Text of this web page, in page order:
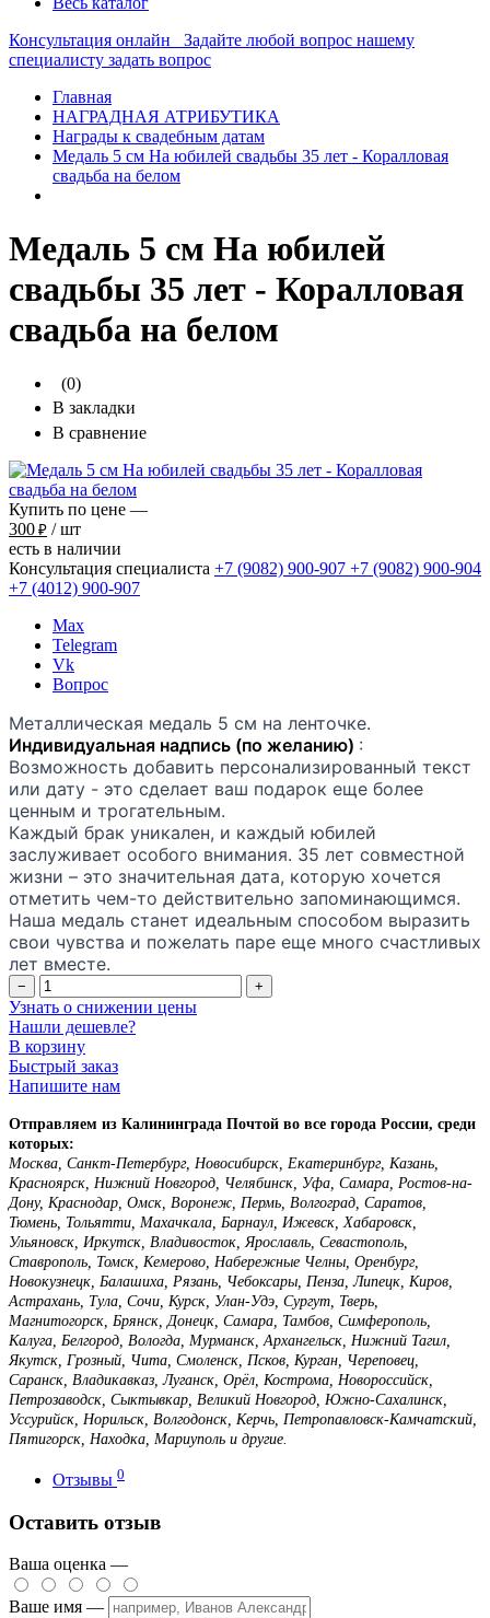
Консультация онлайн
Задайте любой вопрос нашему
специалисту задать вопрос
Главная
НАГРАДНАЯ АТРИБУТИКА
Награды к свадебным датам
Медаль 5 см На юбилей свадьбы 35 лет - Коралловая
свадьба на белом
Медаль 5 см На юбилей
свадьбы 35 лет - Коралловая
свадьба на белом
(0)
В закладки
В сравнение
Купить по цене —
300 ₽ / шт
есть в наличии
Консультация специалиста +7 (9082) 900-907 +7 (9082) 900-904
+7 (4012) 900-907
Max
Telegram
Vk
Вопрос
Металлическая медаль 5 см на ленточке.
Индивидуальная надпись (по желанию) :
Возможность добавить персонализированный текст
или дату - это сделает ваш подарок еще более
ценным и трогательным.
Каждый брак уникален, и каждый юбилей
заслуживает особого внимания. 35 лет совместной
жизни – это значительная дата, которую хочется
отметить чем-то действительно запоминающимся.
Наша медаль станет идеальным способом выразить
свои чувства и пожелать паре еще много счастливых
лет вместе.
− +
Узнать о снижении цены
Нашли дешевле?
В корзину
Быстрый заказ
Напишите нам
Отправляем из Калининграда Почтой во все города России, среди
которых:
Москва, Санкт-Петербург, Новосибирск, Екатеринбург, Казань,
Красноярск, Нижний Новгород, Челябинск, Уфа, Самара, Ростов-на-
Дону, Краснодар, Омск, Воронеж, Пермь, Волгоград, Саратов,
Тюмень, Тольятти, Махачкала, Барнаул, Ижевск, Хабаровск,
Ульяновск, Иркутск, Владивосток, Ярославль, Севастополь,
Ставрополь, Томск, Кемерово, Набережные Челны, Оренбург,
Новокузнецк, Балашиха, Рязань, Чебоксары, Пенза, Липецк, Киров,
Астрахань, Тула, Сочи, Курск, Улан-Удэ, Сургут, Тверь,
Магнитогорск, Брянск, Донецк, Самара, Тамбов, Симферополь,
Калуга, Белгород, Вологда, Мурманск, Архангельск, Нижний Тагил,
Якутск, Грозный, Чита, Смоленск, Псков, Курган, Череповец,
Саранск, Владикавказ, Луганск, Орёл, Кострома, Новороссийск,
Петрозаводск, Сыктывкар, Великий Новгород, Южно-Сахалинск,
Уссурийск, Норильск, Волгодонск, Керчь, Петропавловск-Камчатский,
Пятигорск, Находка, Мариуполь и другие.
Отзывы 0
Оставить отзыв
Ваша оценка —
Ваше имя —